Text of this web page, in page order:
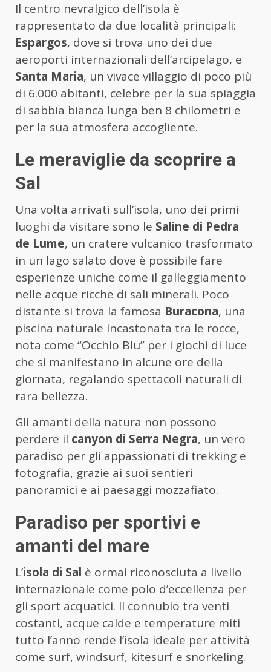
Il centro nevralgico dell’isola è
rappresentato da due località principali:
Espargos, dove si trova uno dei due
aeroporti internazionali dell’arcipelago, e
Santa Maria, un vivace villaggio di poco più
di 6.000 abitanti, celebre per la sua spiaggia
di sabbia bianca lunga ben 8 chilometri e
per la sua atmosfera accogliente.
Le meraviglie da scoprire a
Sal
Una volta arrivati sull’isola, uno dei primi
luoghi da visitare sono le Saline di Pedra
de Lume, un cratere vulcanico trasformato
in un lago salato dove è possibile fare
esperienze uniche come il galleggiamento
nelle acque ricche di sali minerali. Poco
distante si trova la famosa Buracona, una
piscina naturale incastonata tra le rocce,
nota come “Occhio Blu” per i giochi di luce
che si manifestano in alcune ore della
giornata, regalando spettacoli naturali di
rara bellezza.
Gli amanti della natura non possono
perdere il canyon di Serra Negra, un vero
paradiso per gli appassionati di trekking e
fotografia, grazie ai suoi sentieri
panoramici e ai paesaggi mozzafiato.
Paradiso per sportivi e
amanti del mare
L’isola di Sal è ormai riconosciuta a livello
internazionale come polo d’eccellenza per
gli sport acquatici. Il connubio tra venti
costanti, acque calde e temperature miti
tutto l’anno rende l’isola ideale per attività
come surf, windsurf, kitesurf e snorkeling.